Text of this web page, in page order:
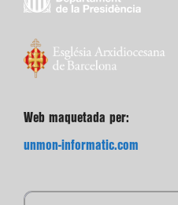
Web maquetada per:
unmon-informatic.com